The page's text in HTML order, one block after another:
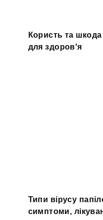
Користь та
для здоров'я
Типи вірусу
симптоми,